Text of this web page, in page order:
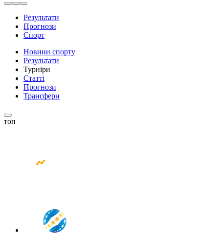
Результати
Прогнози
Спорт
Новини спорту
Результати
Турніри
Статті
Прогнози
Трансфери
топ